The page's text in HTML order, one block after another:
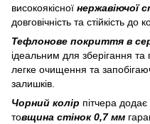
високоякісної нержавіючої
довговічність та стійкість до
Тефлонове покриття в
ідеальним для зберігання
легке очищення та
залишків.
Чорний колір пітчера
товщина стінок 0,7 мм